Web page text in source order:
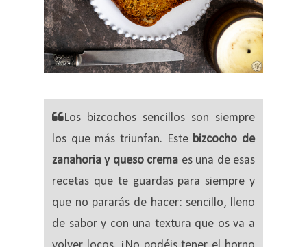
Los bizcochos sencillos son siempre
los que más triunfan. Este bizcocho de
zanahoria y queso crema es una de esas
recetas que te guardas para siempre y
que no pararás de hacer: sencillo, lleno
de sabor y con una textura que os va a